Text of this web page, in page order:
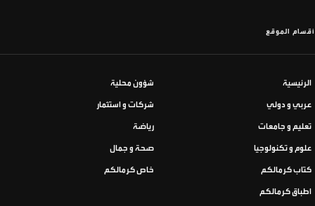
أقسام الموقع
الرئيسية شؤون محلية
عربي و دولي شركات و استثمار
تعليم و جامعات رياضة
علوم و تكنولوجيا صحة و جمال
كتاب كرمالكم خاص كرمالكم
اطباق كرمالكم